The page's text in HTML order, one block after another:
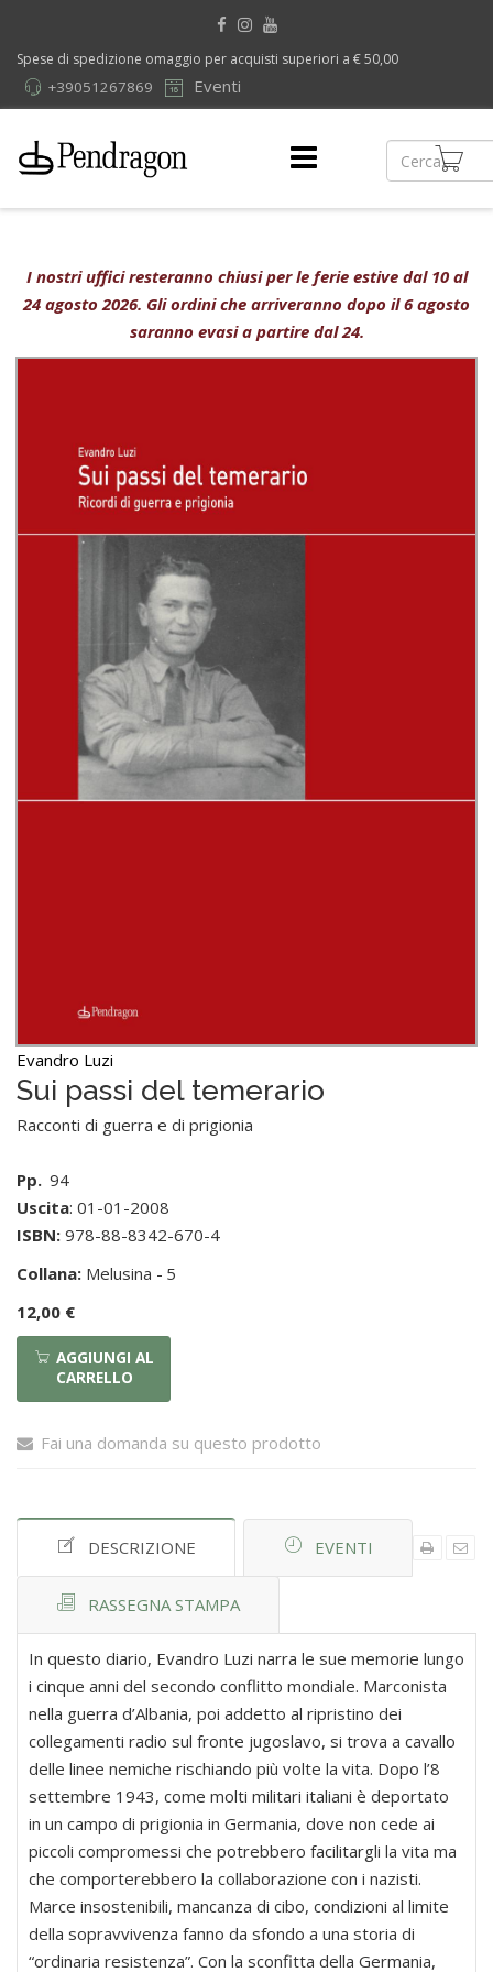
Spese di spedizione omaggio per acquisti superiori a € 50,00
Eventi
+39051267869
I nostri uffici resteranno chiusi per le ferie estive dal 10 al
24 agosto 2026. Gli ordini che arriveranno dopo il 6 agosto
saranno evasi a partire dal 24.
Evandro Luzi
Sui passi del temerario
Racconti di guerra e di prigionia
Pp. 94
Uscita: 01-01-2008
ISBN: 978-88-8342-670-4
Collana: Melusina - 5
12,00 €
AGGIUNGI AL
CARRELLO
Fai una domanda su questo prodotto
DESCRIZIONE EVENTI
RASSEGNA STAMPA
In questo diario, Evandro Luzi narra le sue memorie lungo
i cinque anni del secondo conflitto mondiale. Marconista
nella guerra d’Albania, poi addetto al ripristino dei
collegamenti radio sul fronte jugoslavo, si trova a cavallo
delle linee nemiche rischiando più volte la vita. Dopo l’8
settembre 1943, come molti militari italiani è deportato
in un campo di prigionia in Germania, dove non cede ai
piccoli compromessi che potrebbero facilitargli la vita ma
che comporterebbero la collaborazione con i nazisti.
Marce insostenibili, mancanza di cibo, condizioni al limite
della sopravvivenza fanno da sfondo a una storia di
“ordinaria resistenza”. Con la sconfitta della Germania,